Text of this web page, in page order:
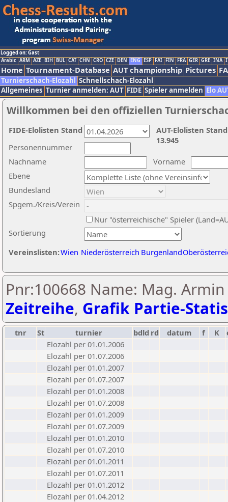
Logged on: Gast
Arabic ARM AZE BIH BUL CAT CHN CRO CZE DEN ENG ESP FAI FIN FRA GER GRE INA
Home Tournament-Database AUT championship Pictures
Turnierschach-Elozahl Schnellschach-Elozahl
Allgemeines Turnier anmelden: AUT FIDE Spieler anmelden Elo
Willkommen bei den offiziellen
Nachname
Vorname
Ebene
Sortierung
Personennummer
Bundesland
Spgem./Kreis/Verein
Nur "österreichische" Spieler
Vereinslisten:Wien Niederösterreich Burgenland
AUT-Elolisten
13.945
FIDE-Elolisten Stand
Pnr:100668 Name: Mag.
Zeitreihe, Grafik Partie-
tnr St turnier bdld rd datum f K
Elozahl per 01.01.2006
Elozahl per 01.07.2006
Elozahl per 01.01.2007
Elozahl per 01.07.2007
Elozahl per 01.01.2008
Elozahl per 01.07.2008
Elozahl per 01.01.2009
Elozahl per 01.07.2009
Elozahl per 01.01.2010
Elozahl per 01.07.2010
Elozahl per 01.01.2011
Elozahl per 01.07.2011
Elozahl per 01.01.2012
Elozahl per 01.04.2012